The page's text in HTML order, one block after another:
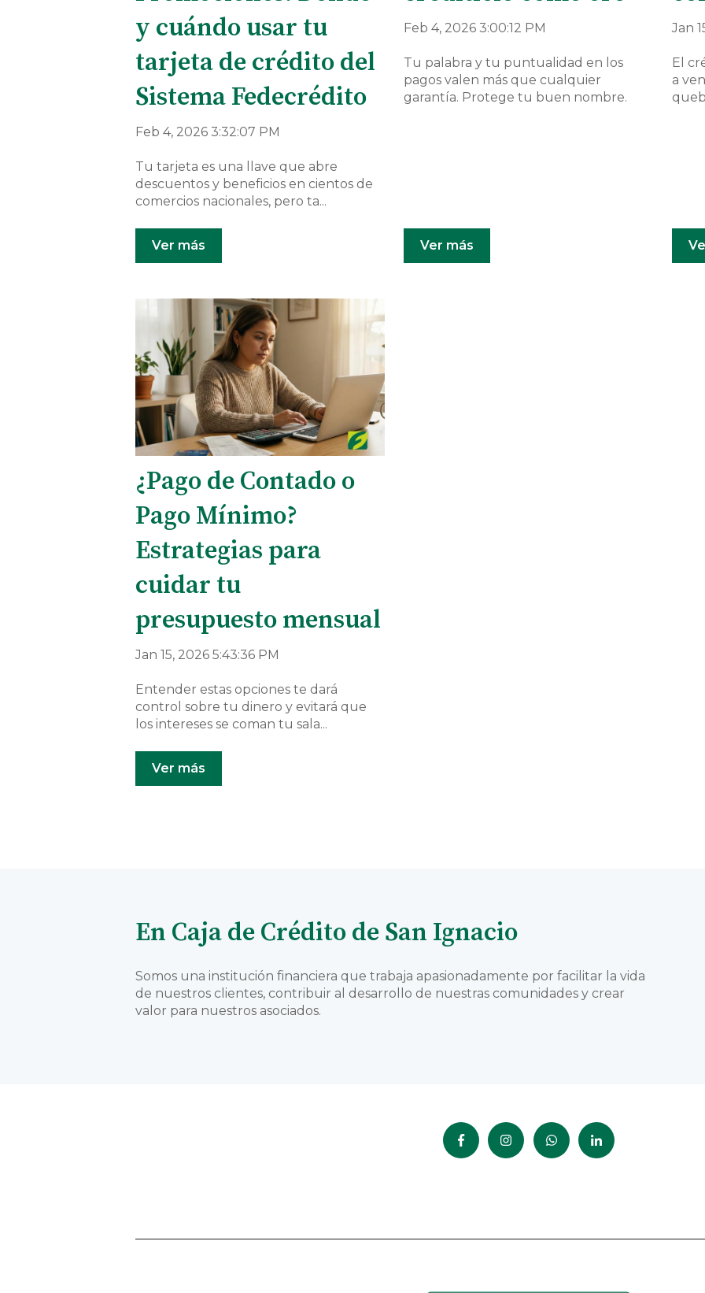
y cuándo usar tu
tarjeta de crédito del
Sistema Fedecrédito
Feb 4, 2026 3:32:07 PM
Tu tarjeta es una llave que abre
descuentos y beneficios en cientos de
comercios nacionales, pero ta...
Ver más
Feb 4, 2026 3:00:12 PM
Tu palabra y tu puntualidad en los
pagos valen más que cualquier
garantía. Protege tu buen nombre.
Ver más
Jan
El
a
¿Pago de Contado o
Pago Mínimo?
Estrategias para
cuidar tu
presupuesto mensual
Jan 15, 2026 5:43:36 PM
Entender estas opciones te dará
control sobre tu dinero y evitará que
los intereses se coman tu sala...
Ver más
En Caja de Crédito de San Ignacio
Somos una institución financiera que trabaja apasionadamente por facilitar la vida
de nuestros clientes, contribuir al desarrollo de nuestras comunidades y crear
valor para nuestros asociados.